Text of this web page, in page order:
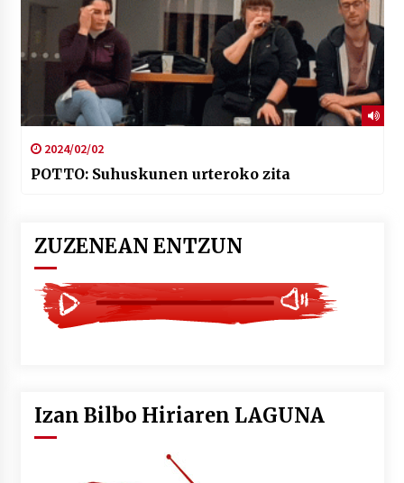
2024/02/02
POTTO: Suhuskunen urteroko zita
ZUZENEAN ENTZUN
Izan Bilbo Hiriaren LAGUNA